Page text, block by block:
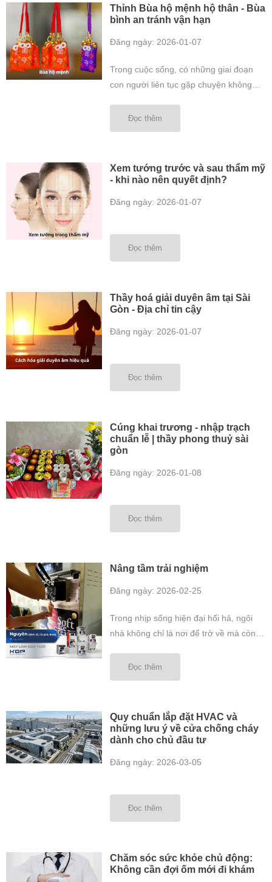
Thỉnh Bùa hộ mệnh hộ thân - Bùa
bình an tránh vận hạn
Đăng ngày: 2026-01-07
Trong cuộc sống, có những giai đoạn
con người liên tục gặp chuyện không
giảm sút, tinh thần bất an, làm gì cũng
thấy “không thuận”. Lúc này, nhiều
Đọc thêm
Xem tướng trước và sau thẩm mỹ
- khi nào nên quyết định?
Đăng ngày: 2026-01-07
Đọc thêm
Thầy hoá giải duyên âm tại Sài
Gòn - Địa chỉ tin cậy
Đăng ngày: 2026-01-07
Đọc thêm
Cúng khai trương - nhập trạch
chuẩn lễ | thầy phong thuỷ sài
gòn
Đăng ngày: 2026-01-08
Đọc thêm
Nâng tầm trải nghiệm
Đăng ngày: 2026-02-25
Trong nhịp sống hiện đại hối hả, ngôi
nhà không chỉ là nơi để trở về mà còn là
hưởng những phút giây thư giãn bên
người thân. Để xây dựng một tổ ấm tiện
phù hợp đã trở ...
Đọc thêm
Quy chuẩn lắp đặt HVAC và
những lưu ý về cửa chống cháy
dành cho chủ đầu tư
Đăng ngày: 2026-03-05
Đọc thêm
Chăm sóc sức khỏe chủ động:
Không cần đợi ốm mới đi khám